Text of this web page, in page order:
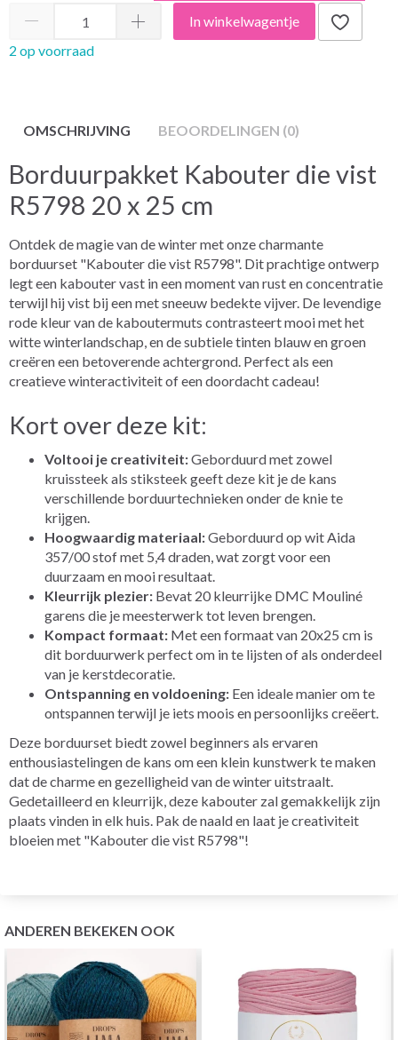
In winkelwagentje
2 op voorraad
OMSCHRIJVING BEOORDELINGEN (0)
Borduurpakket Kabouter die vist
R5798 20 x 25 cm
Ontdek de magie van de winter met onze charmante
borduurset "Kabouter die vist R5798". Dit prachtige ontwerp
legt een kabouter vast in een moment van rust en concentratie
terwijl hij vist bij een met sneeuw bedekte vijver. De levendige
rode kleur van de kaboutermuts contrasteert mooi met het
witte winterlandschap, en de subtiele tinten blauw en groen
creëren een betoverende achtergrond. Perfect als een
creatieve winteractiviteit of een doordacht cadeau!
Kort over deze kit:
Voltooi je creativiteit:Geborduurd met zowel
kruissteek als stiksteek geeft deze kit je de kans
verschillende borduurtechnieken onder de knie te
krijgen.
Hoogwaardig materiaal:Geborduurd op wit Aida
357/00 stof met 5,4 draden, wat zorgt voor een
duurzaam en mooi resultaat.
Kleurrijk plezier: Bevat 20 kleurrijke DMC Mouliné
garens die je meesterwerk tot leven brengen.
Kompact formaat: Met een formaat van 20x25 cm is
dit borduurwerk perfect om in te lijsten of als onderdeel
van je kerstdecoratie.
Ontspanning en voldoening: Een ideale manier om te
ontspannen terwijl je iets moois en persoonlijks creëert.
Deze borduurset biedt zowel beginners als ervaren
enthousiastelingen de kans om een klein kunstwerk te maken
dat de charme en gezelligheid van de winter uitstraalt.
Gedetailleerd en kleurrijk, deze kabouter zal gemakkelijk zijn
plaats vinden in elk huis. Pak de naald en laat je creativiteit
bloeien met "Kabouter die vist R5798"!
ANDEREN BEKEKEN OOK